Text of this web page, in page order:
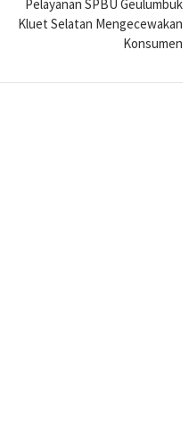
Pelayanan SPBU Geulumbuk
Kluet Selatan Mengecewakan
Konsumen